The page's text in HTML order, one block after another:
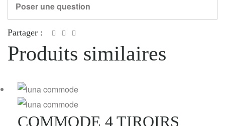
Poser une question
Partager :
Produits similaires
COMMODE 4 TIROIRS